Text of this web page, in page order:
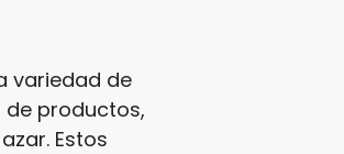
variedad de
productos,
Estos